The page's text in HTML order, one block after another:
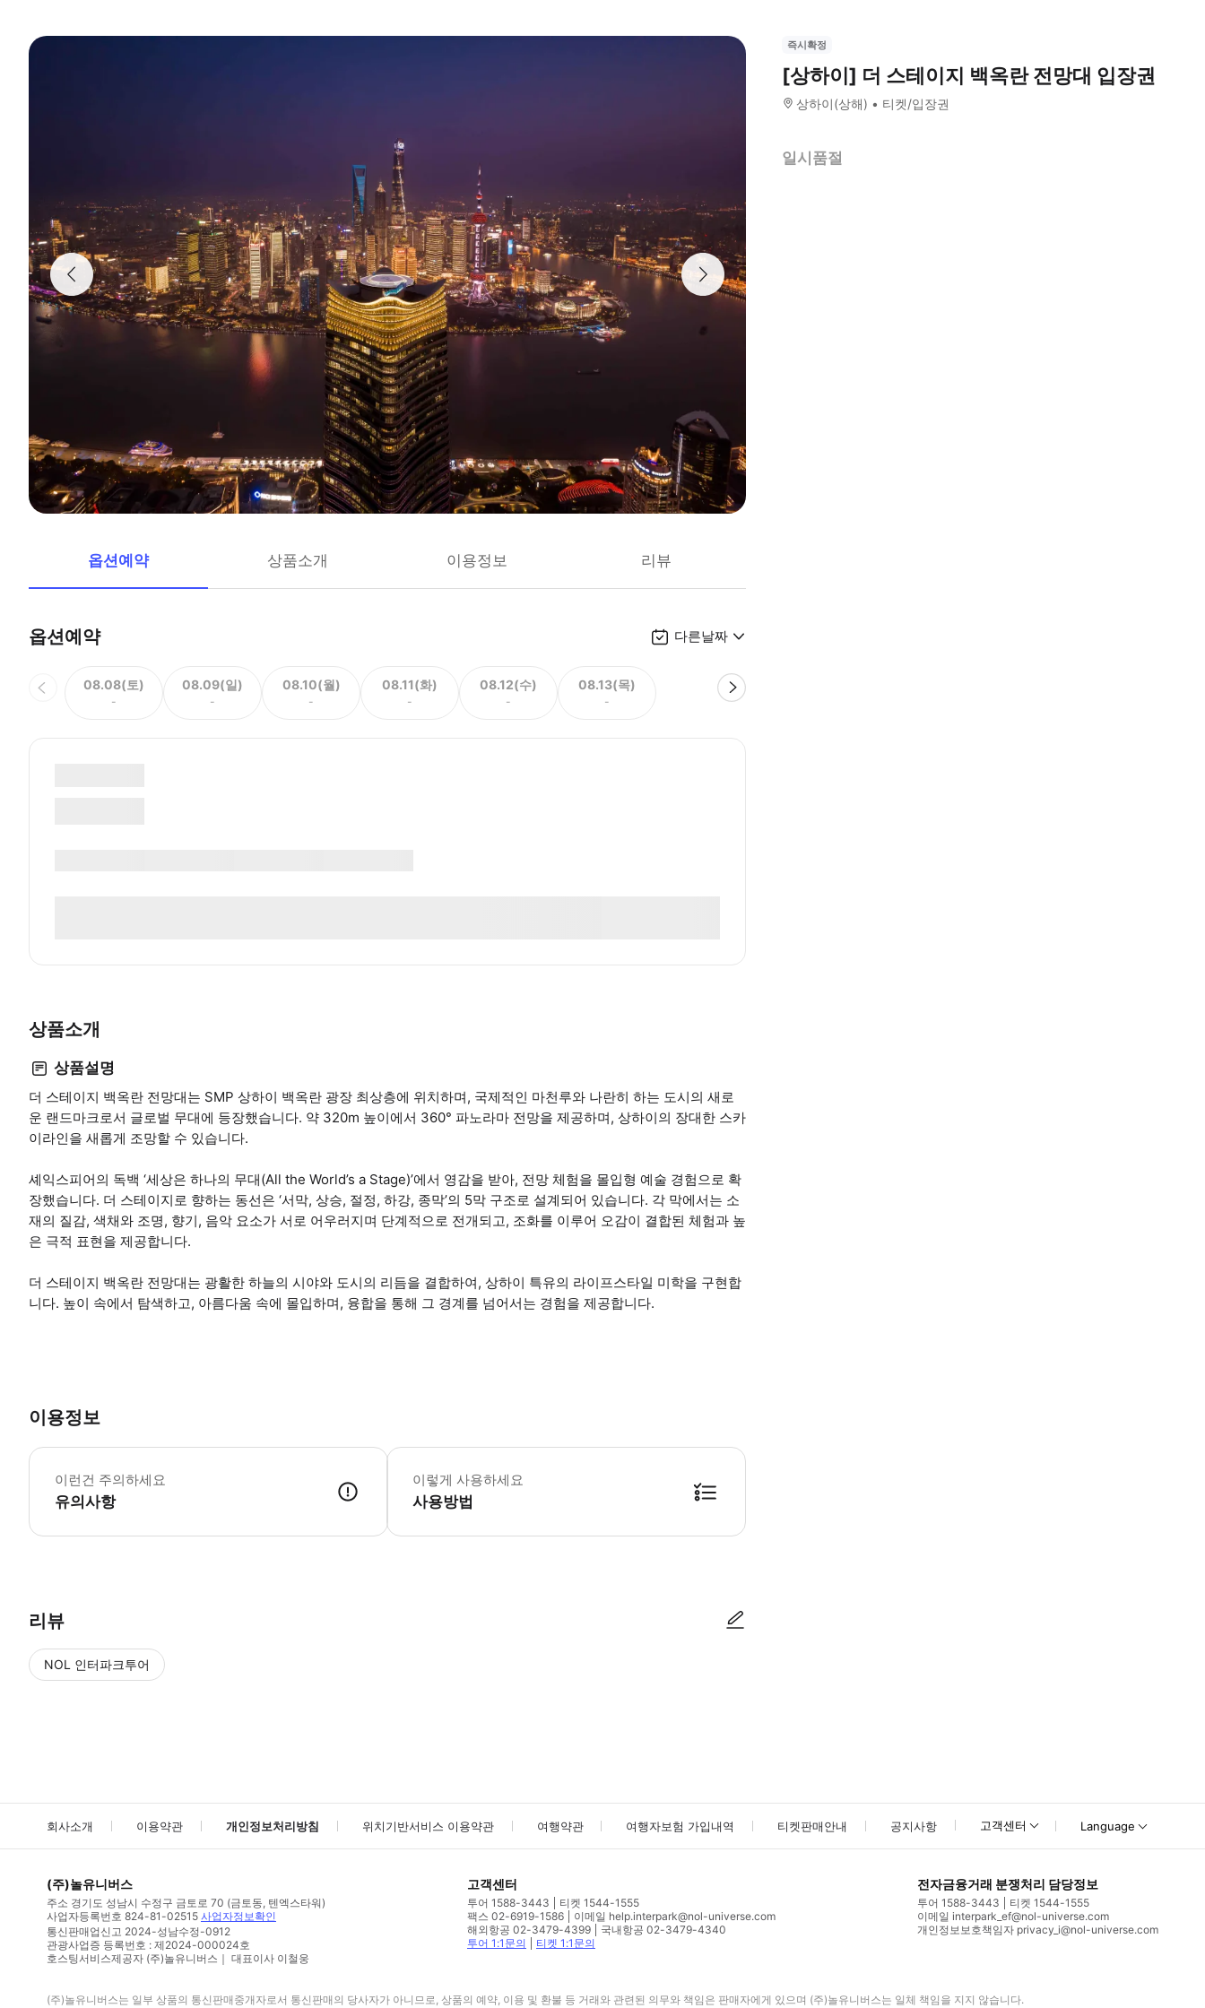
옵션예약 상품소개 이용정보 리뷰
옵션예약 다른날짜
08.08(토)
-
08.09(일)
-
08.10(월)
-
08.11(화)
-
08.12(수)
-
08.13(목)
-
상품소개
상품설명
더 스테이지 백옥란 전망대는 SMP 상하이 백옥란 광장 최상층에 위치하며, 국제적인 마천루와 나란히 하는 도시의 새로
운 랜드마크로서 글로벌 무대에 등장했습니다. 약 320m 높이에서 360° 파노라마 전망을 제공하며, 상하이의 장대한 스카
이라인을 새롭게 조망할 수 있습니다.
셰익스피어의 독백 ‘세상은 하나의 무대(All the World’s a Stage)’에서 영감을 받아, 전망 체험을 몰입형 예술 경험으로 확
장했습니다. 더 스테이지로 향하는 동선은 ‘서막, 상승, 절정, 하강, 종막’의 5막 구조로 설계되어 있습니다. 각 막에서는 소
재의 질감, 색채와 조명, 향기, 음악 요소가 서로 어우러지며 단계적으로 전개되고, 조화를 이루어 오감이 결합된 체험과 높
은 극적 표현을 제공합니다.
더 스테이지 백옥란 전망대는 광활한 하늘의 시야와 도시의 리듬을 결합하여, 상하이 특유의 라이프스타일 미학을 구현합
니다. 높이 속에서 탐색하고, 아름다움 속에 몰입하며, 융합을 통해 그 경계를 넘어서는 경험을 제공합니다.
이용정보
이런건 주의하세요
유의사항
성인: 18세 이상 60세 미만 아동: 4세 이상 12세 미만 (유효한 신분증 제시 필요) 시니어: 60세 이상 (유효한 신분증 제시 필요) 학생: 대학 학부생 및 그 이하
이렇게 사용하세요
사용방법
리뷰
NOL 인터파크투어
즉시확정
[상하이] 더 스테이지 백옥란 전망대 입장권
상하이(상해) 티켓/입장권
일시품절
회사소개 이용약관 개인정보처리방침 위치기반서비스 이용약관 여행약관 여행자보험 가입내역 티켓판매안내 공지사항 고객센터 Language
(주)놀유니버스
주소 경기도 성남시 수정구 금토로 70 (금토동, 텐엑스타워)
사업자등록번호 824-81-02515 사업자정보확인
통신판매업신고 2024-성남수정-0912
관광사업증 등록번호 : 제2024-000024호
호스팅서비스제공자 (주)놀유니버스｜ 대표이사 이철웅
고객센터
투어 1588-3443
티켓 1544-1555
팩스 02-6919-1586
이메일 help.interpark@nol-universe.com
해외항공 02-3479-4399
국내항공 02-3479-4340
투어 1:1문의
티켓 1:1문의
전자금융거래 분쟁처리 담당정보
투어 1588-3443
티켓 1544-1555
이메일 interpark_ef@nol-universe.com
개인정보보호책임자 privacy_i@nol-universe.com
(주)놀유니버스는 일부 상품의 통신판매중개자로서 통신판매의 당사자가 아니므로, 상품의 예약, 이용 및 환불 등 거래와 관련된 의무와 책임은 판매자에게 있으며 (주)놀유니버스는 일체 책임을 지지 않습니다.